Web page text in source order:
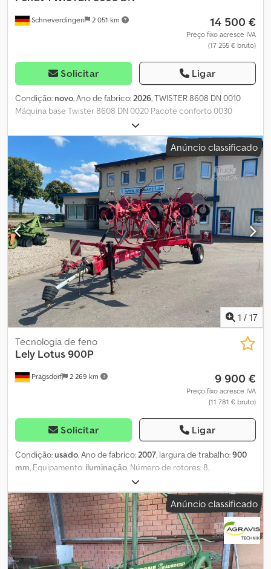
Schneverdingen 2 051 km 14 500 €
Preço fixo acresce IVA
(17 255 € bruto)
Solicitar Ligar
Condição: novo, Ano de fabrico:2026, TWISTER 8608 DN 0010
Máquina base Twister 8608 DN 0020 Pacote conforto 0030
Pacote de equipamentos CE 0040 Veio cardan padrão montado
0050 Roda de seguimento 16/6.50-8 (super-balonagem) 0060
Dispositivo hidráulico de distribuição lateral 0070 Iluminação
elétrica LED Cjdpfx Akszqqd Sscsha 0080 Roda suplente 16/6.50-
8 10PR com suporte
Anúncio classificado
1 / 17
Pragsdorf 2 269 km
Tecnologia de feno
Lely Lotus 900P
9 900 €
Preço fixo acresce IVA
(11 781 € bruto)
Solicitar Ligar
Condição:usado, Ano de fabrico:2007, largura de trabalho:900
mm, Equipamento: iluminação, Número de rotores: 8,
Dobramento hidráulico, Pé/roda de apoio, Eixo cardan de grande
angular ____ Engate de reboque, Pneus de apoio: 170/60-8, Pneus:
10.5/75-15.3, Local de armazenamento: 17094 Pragsdorf. Chedpfx
Akozr A T Iscea
Anúncio classificado